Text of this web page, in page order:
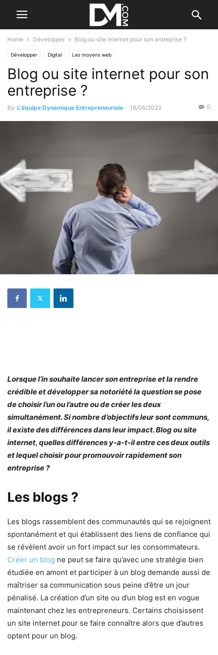
Home Développer Blog ou site internet pour son entreprise ?
Développer Digital Les moyens web
Blog ou site internet pour son
entreprise ?
By L'équipe Dynamique Entrepreneuriale - 16/06/2022 0
Lorsque l’in souhaite lancer son entreprise et la rendre
crédible et développer sa notoriété la question se pose
de choisir l’un ou l’autre ou de créer les deux
simultanément. Si nombre d’objectifs leur sont communs,
il existe des différences dans leur impact. Blog ou site
internet, quelles différences y-a-t-il entre ces deux outils
et lequel choisir pour promouvoir rapidement son
entreprise ?
Les blogs ?
Les blogs rassemblent des communautés qui se rejoignent
spontanément et qui établissent des liens de confiance qui
se révèlent avoir un fort impact sur les consommateurs.
Créer un blog ne peut se faire qu’avec une stratégie bien
étudiée en amont et participer à un blog demande aussi de
maîtriser sa communication sous peine d’être un jour
pénalisé. La création d’un site ou d’un blog est en vogue
maintenant chez les entrepreneurs. Certains choisissent
un site internet pour se faire connaître alors que d’autres
optent pour un blog.